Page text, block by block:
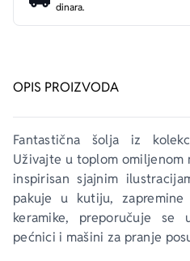
OPIS PROIZVODA
Fantastična šolja iz
Uživajte u toplom
inspirisan sjajnim
pakuje u kutiju,
keramike, preporučuje se
pećnici i mašini za pranje
dinara.